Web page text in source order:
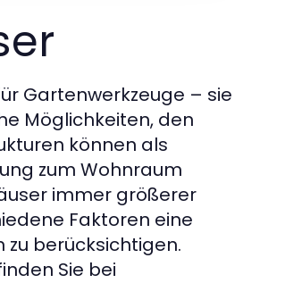
Gartenwerkzeuge – sie
Möglichkeiten, den
können als
zum Wohnraum
immer größerer
Faktoren eine
zu berücksichtigen.
Sie bei